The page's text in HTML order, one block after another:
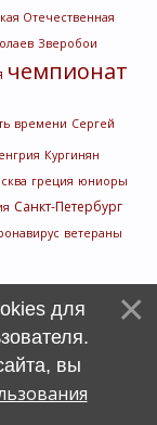
Отечественная
Зверобои
чемпионат
времени Сергей
Кургинян
греция юниоры
Санкт-Петербург
ветераны
для
вы